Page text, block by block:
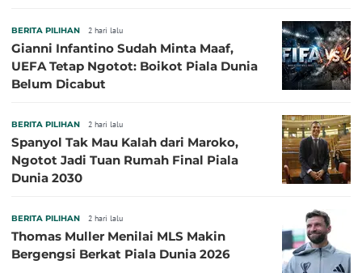
BERITA PILIHAN 2 hari lalu
Gianni Infantino Sudah Minta Maaf,
UEFA Tetap Ngotot: Boikot Piala Dunia
Belum Dicabut
BERITA PILIHAN 2 hari lalu
Spanyol Tak Mau Kalah dari Maroko,
Ngotot Jadi Tuan Rumah Final Piala
Dunia 2030
BERITA PILIHAN 2 hari lalu
Thomas Muller Menilai MLS Makin
Bergengsi Berkat Piala Dunia 2026